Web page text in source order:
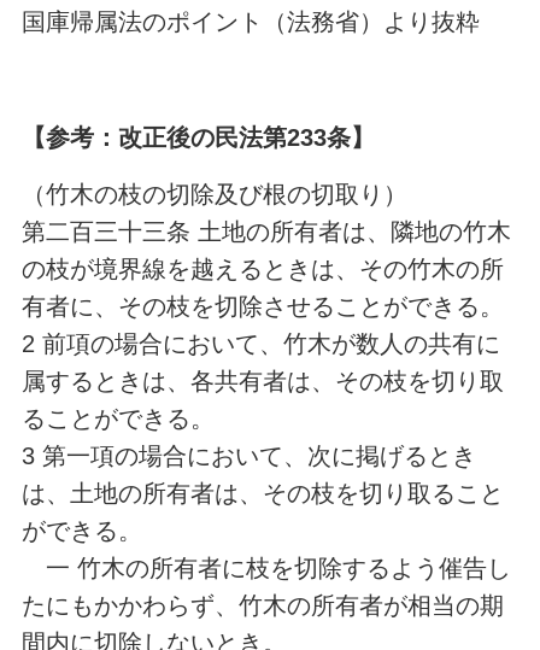
国庫帰属法のポイント（法務省）より抜粋
【参考：改正後の民法第233条】
（竹木の枝の切除及び根の切取り）
第二百三十三条 土地の所有者は、隣地の竹木
の枝が境界線を越えるときは、その竹木の所
有者に、その枝を切除させることができる。
2 前項の場合において、竹木が数人の共有に
属するときは、各共有者は、その枝を切り取
ることができる。
3 第一項の場合において、次に掲げるとき
は、土地の所有者は、その枝を切り取ること
ができる。
一 竹木の所有者に枝を切除するよう催告し
たにもかかわらず、竹木の所有者が相当の期
間内に切除しないとき。